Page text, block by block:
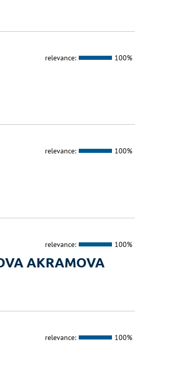
relevance: 100%
relevance: 100%
relevance: 100%
AKRAMOVA
relevance: 100%